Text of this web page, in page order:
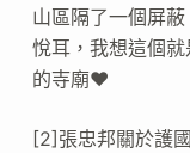
山區隔了一個屏
悅耳，我想這個
的寺廟❤
[2]張忠邦關於護